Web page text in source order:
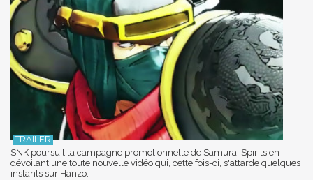
SNK poursuit la campagne promotionnelle de Samurai Spirits en
dévoilant une toute nouvelle vidéo qui, cette fois-ci, s'attarde quelques
instants sur Hanzo.